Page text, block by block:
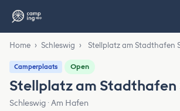
Home › Schleswig › Stellplatz am Stadthafen
Camperplaats Open
Stellplatz am Stadthafen
Schleswig · Am Hafen